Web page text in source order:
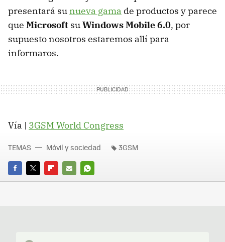
presentará su nueva gama de productos y parece
que Microsoft suWindows Mobile 6.0, por
supuesto nosotros estaremos allí para
informaros.
Vía | 3GSM World Congress
FACEBOOK
TWITTERFLIPBOARD
E-
WHATSAPP
TEMAS Móvil y sociedad 3GSM